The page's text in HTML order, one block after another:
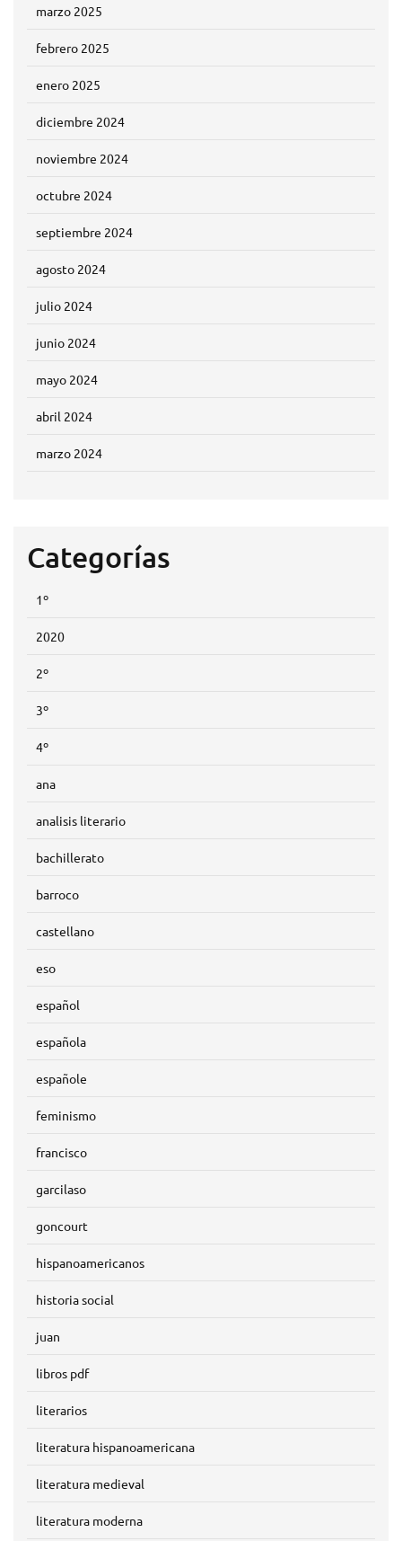
marzo 2025
febrero 2025
enero 2025
diciembre 2024
noviembre 2024
octubre 2024
septiembre 2024
agosto 2024
julio 2024
junio 2024
mayo 2024
abril 2024
marzo 2024
Categorías
1º
2020
2º
3º
4º
ana
analisis literario
bachillerato
barroco
castellano
eso
español
española
españole
feminismo
francisco
garcilaso
goncourt
hispanoamericanos
historia social
juan
libros pdf
literarios
literatura hispanoamericana
literatura medieval
literatura moderna